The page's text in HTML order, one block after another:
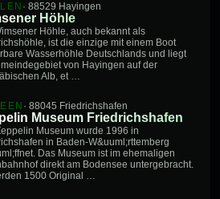
· 88529 Hayingen
Höhle
Höhle, auch bekannt als
ist die einzige mit einem Boot
Wasserhöhle Deutschlands und liegt
von Hayingen auf der
Alb, et …
· 88045 Friedrichshafen
Museum Friedrichshafen
Museum wurde 1996 in
in Baden-W&uuml;rttemberg
Das Museum ist im ehemaligen
direkt am Bodensee untergebracht.
1500 Original …